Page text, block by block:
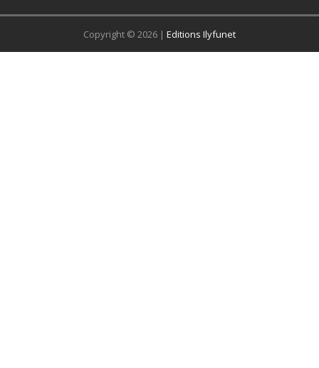
Copyright © 2026 | Editions Ilyfunet